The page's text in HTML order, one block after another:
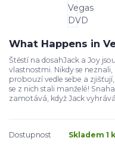
What Happens in
Štěstí na dosahJack a Joy
vlastnostmi. Nikdy se
probouzí vedle sebe a
se z nich stali manželé!
zamotává, když Jack
Dostupnost Skladem 1